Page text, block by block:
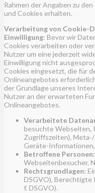
Rahmen der Angaben zu
und Cookies erhalten.
Verarbeitung von Cookie-
Einwilligung: Bevor wir
Cookies verarbeiten oder
Nutzer um eine jederzeit
Einwilligung nicht
Cookies eingesetzt, die für
Onlineangebotes
der Grundlage unseres
Nutzer an der erwarteten
Onlineangebotes.
Verarbeitete
besuchte Webseiten,
Zugriffszeiten),
Geräte-
Betroffene Personen:
Webseitenbesucher,
Rechtsgrundlagen:
DSGVO), Berechtigte
f. DSGVO).